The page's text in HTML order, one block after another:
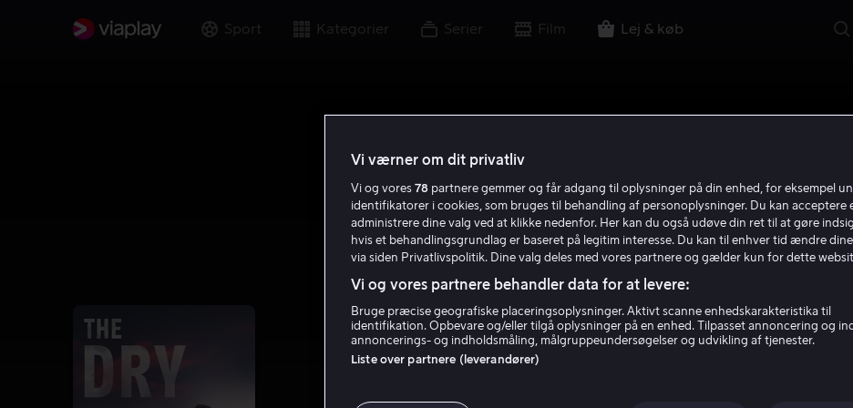
Sport Kategorier Serier Film Lej & køb
Vi værner om dit privatliv
Vi og vores 78 partnere gemmer og får adgang til oplysninger på din enhed, for eksempel
identifikatorer i cookies, som bruges til behandling af personoplysninger. Du kan acceptere
administrere dine valg ved at klikke nedenfor. Her kan du også udøve din ret til at gøre
hvis et behandlingsgrundlag er baseret på legitim interesse. Du kan til enhver tid ændre
via siden Privatlivspolitik. Dine valg deles med vores partnere og gælder kun for dette
Vi og vores partnere behandler data for at levere:
Bruge præcise geografiske placeringsoplysninger. Aktivt scanne enhedskarakteristika til
identifikation. Opbevare og/eller tilgå oplysninger på en enhed. Tilpasset annoncering og
annoncerings- og indholdsmåling, målgruppeundersøgelser og udvikling af tjenester.
Liste over partnere (leverandører)